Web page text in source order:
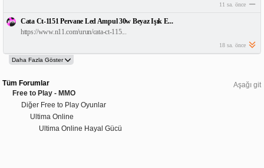
11 sa. önce
Cata Ct-1151 Pervane Led Ampul 30w Beyaz Işık E...
https://www.n11.com/urun/cata-ct-115...
18 sa. önce
Aşağı git
Tüm Forumlar
Free to Play - MMO
Diğer Free to Play Oyunlar
Ultima Online
Ultima Online Hayal Gücü